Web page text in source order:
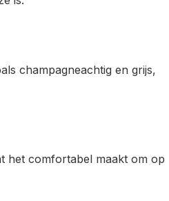
champagneachtig en grijs,
het comfortabel maakt om op